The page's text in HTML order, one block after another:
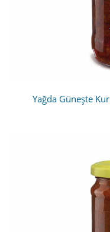
Yağda Güneşte